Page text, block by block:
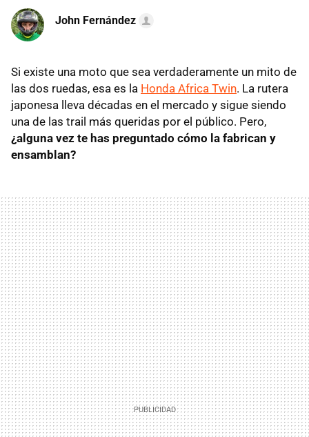
John Fernández
Si existe una moto que sea verdaderamente un mito de
las dos ruedas, esa es la Honda Africa Twin. La rutera
japonesa lleva décadas en el mercado y sigue siendo
una de las trail más queridas por el público. Pero,
¿alguna vez te has preguntado cómo la fabrican y
ensamblan?